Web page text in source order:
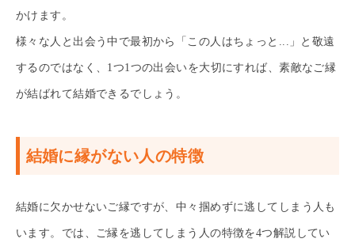
かけます。
様々な人と出会う中で最初から「この人はちょっと...」と敬遠
するのではなく、1つ1つの出会いを大切にすれば、素敵なご縁
が結ばれて結婚できるでしょう。
結婚に縁がない人の特徴
結婚に欠かせないご縁ですが、中々掴めずに逃してしまう人も
います。では、ご縁を逃してしまう人の特徴を4つ解説してい